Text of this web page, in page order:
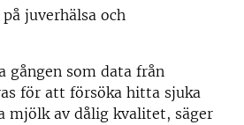
juverhälsa och
gången som data från
för att försöka hitta sjuka
mjölk av dålig kvalitet, säger